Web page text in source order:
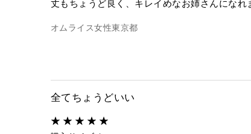
丈もちょうど良く、キレイめなお姉さんになれ
オムライス女性東京都
全てちょうどいい